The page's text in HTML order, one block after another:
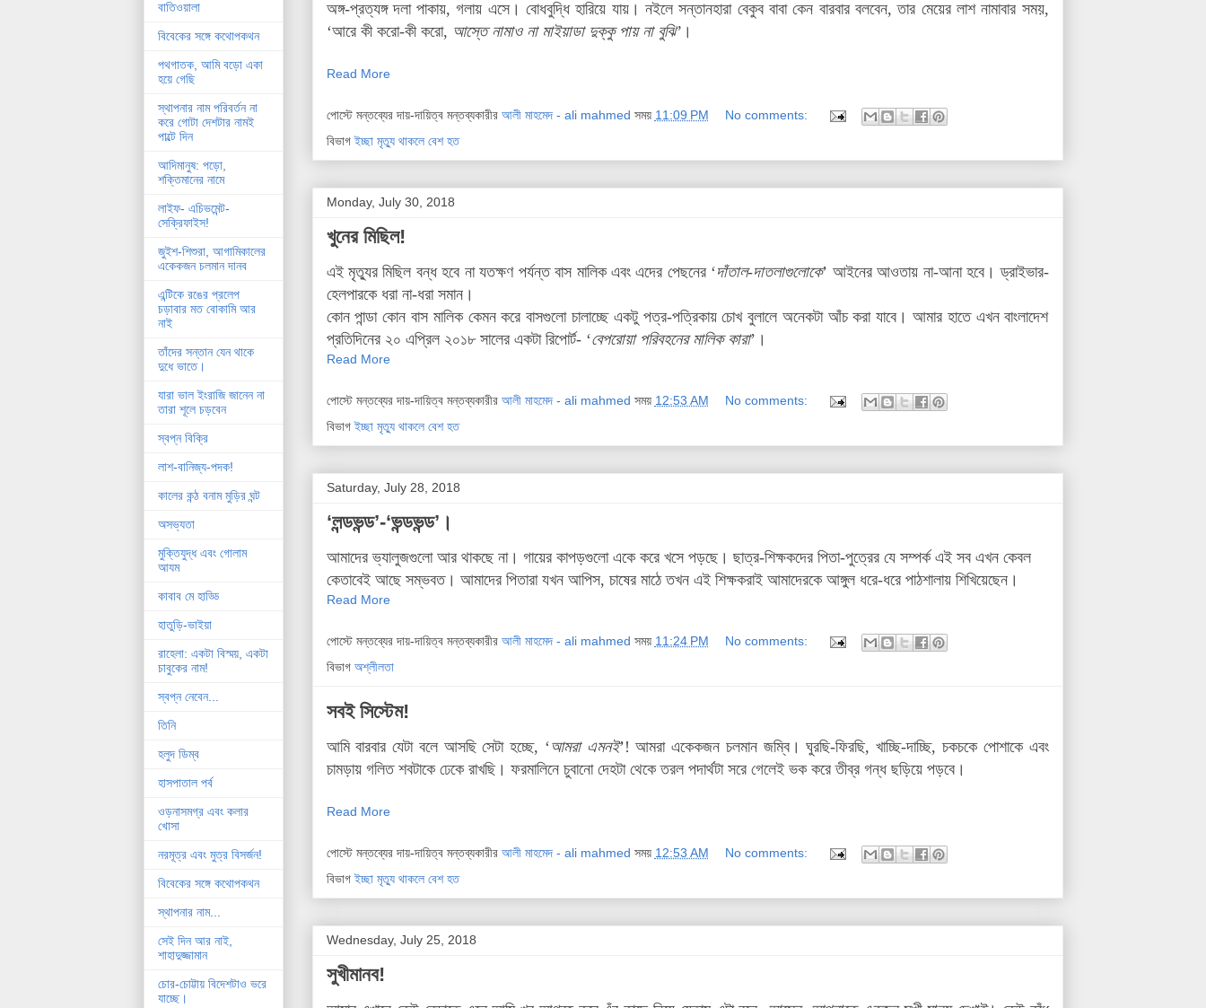
অঙ্গ-প্রত্যঙ্গ দলা পাকায়, গলায় এসে। বোধবুদ্ধি হারিয়ে যায়। নইলে সন্তানহারা বেকুব বাবা কেন বারবার বলবেন, তার মেয়ের লাশ নামাবার সময়,
‘আরে কী করো-কী করো, আস্তে নামাও না মাইয়াডা দুক্কু পায় না বুঝি’।
Read More
পোস্টে মন্তব্যের দায়-দায়িত্ব মন্তব্যকারীর আলী মাহমেদ - ali mahmed সময় 11:09 PM
No comments:
বিভাগইচ্ছা মৃত্যু থাকলে বেশ হত
Monday, July 30, 2018
খুনের মিছিল!
এই মৃত্যুর মিছিল বন্ধ হবে না যতক্ষণ পর্যন্ত বাস মালিক এবং এদের পেছনের ‘দাঁতাল-দাতলাগুলোকে’ আইনের আওতায় না-আনা হবে। ড্রাইভার-
হেলপারকে ধরা না-ধরা সমান।
কোন পান্ডা কোন বাস মালিক কেমন করে বাসগুলো চালাচ্ছে একটু পত্র-পত্রিকায় চোখ বুলালে অনেকটা আঁচ করা যাবে। আমার হাতে এখন বাংলাদেশ
প্রতিদিনের ২০ এপ্রিল ২০১৮ সালের একটা রিপোর্ট- ‘বেপরোয়া পরিবহনের মালিক কারা’।
Read More
পোস্টে মন্তব্যের দায়-দায়িত্ব মন্তব্যকারীর আলী মাহমেদ - ali mahmed সময় 12:53 AM
No comments:
বিভাগইচ্ছা মৃত্যু থাকলে বেশ হত
Saturday, July 28, 2018
‘লন্ডভন্ড’-‘ভন্ডভন্ড’।
আমাদের ভ্যালুজগুলো আর থাকছে না। গায়ের কাপড়গুলো একে করে খসে পড়ছে। ছাত্র-শিক্ষকদের পিতা-পুত্রের যে সম্পর্ক এই সব এখন কেবল
কেতাবেই আছে সম্ভবত। আমাদের পিতারা যখন আপিস, চাষের মাঠে তখন এই শিক্ষকরাই আমাদেরকে আঙ্গুল ধরে-ধরে পাঠশালায় শিখিয়েছেন।
Read More
পোস্টে মন্তব্যের দায়-দায়িত্ব মন্তব্যকারীর আলী মাহমেদ - ali mahmed সময় 11:24 PM
No comments:
বিভাগ অশ্লীলতা
সবই সিস্টেম!
আমি বারবার যেটা বলে আসছি সেটা হচ্ছে, ‘আমরা এমনই’! আমরা একেকজন চলমান জম্বি। ঘুরছি-ফিরছি, খাচ্ছি-দাচ্ছি, চকচকে পোশাকে এবং
চামড়ায় গলিত শবটাকে ঢেকে রাখছি। ফরমালিনে চুবানো দেহটা থেকে তরল পদার্থটা সরে গেলেই ভক করে তীব্র গন্ধ ছড়িয়ে পড়বে।
Read More
পোস্টে মন্তব্যের দায়-দায়িত্ব মন্তব্যকারীর আলী মাহমেদ - ali mahmed সময় 12:53 AM
No comments:
বিভাগইচ্ছা মৃত্যু থাকলে বেশ হত
Wednesday, July 25, 2018
সুখীমানব!
বাতিওয়ালা
বিবেকের সঙ্গে কথোপকথন
পথগাতক, আমি বড়ো একা
হয়ে গেছি
স্থাপনার নাম পরিবর্তন না
করে গোটা দেশটার নামই
পাল্টে দিন
আদিমানুষ: পড়ো,
শক্তিমানের নামে
লাইফ- এচিভমেন্ট-
সেক্রিফাইস!
জুইশ-শিশুরা, আগামিকালের
একেকজন চলমান দানব
এন্টিকে রঙের প্রলেপ
চড়াবার মত বোকামি আর
নাই
তাঁদের সন্তান যেন থাকে
দুধে ভাতে।
যারা ভাল ইংরাজি জানেন না
তারা শূলে চড়বেন
স্বপ্ন বিক্রি
লাশ-বানিজ্য-পদক!
কালের কন্ঠ বনাম মুড়ির ঘন্ট
অসভ্যতা
মুক্তিযুদ্ধ এবং গোলাম
আযম
কাবাব মে হাড্ডি
হাতুড়ি-ভাইয়া
রাহেলা: একটা বিস্ময়, একটা
চাবুকের নাম!
স্বপ্ন নেবেন...
তিনি
হলুদ ডিম্ব
হাসপাতাল পর্ব
ওড়নাসমগ্র এবং কলার
খোসা
নরমূত্র এবং মুত্র বিসর্জন!
বিবেকের সঙ্গে কথোপকথন
স্থাপনার নাম...
সেই দিন আর নাই,
শাহাদুজ্জামান
চোর-চোট্টায় বিদেশটাও ভরে
যাচ্ছে।